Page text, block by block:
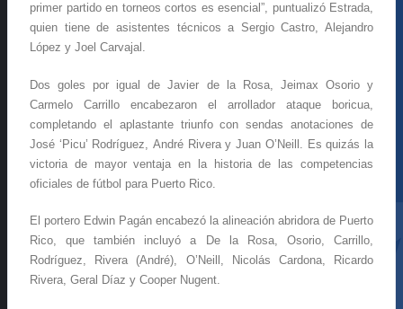
primer partido en torneos cortos es esencial”, puntualizó Estrada,
quien tiene de asistentes técnicos a Sergio Castro, Alejandro
López y Joel Carvajal.
Dos goles por igual de Javier de la Rosa, Jeimax Osorio y
Carmelo Carrillo encabezaron el arrollador ataque boricua,
completando el aplastante triunfo con sendas anotaciones de
José ‘Picu’ Rodríguez, André Rivera y Juan O’Neill. Es quizás la
victoria de mayor ventaja en la historia de las competencias
oficiales de fútbol para Puerto Rico.
El portero Edwin Pagán encabezó la alineación abridora de Puerto
Rico, que también incluyó a De la Rosa, Osorio, Carrillo,
Rodríguez, Rivera (André), O’Neill, Nicolás Cardona, Ricardo
Rivera, Geral Díaz y Cooper Nugent.